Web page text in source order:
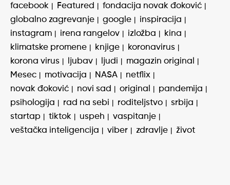
facebook
Featured
fondacija novak đoković
globalno zagrevanje
google
inspiracija
instagram
irena rangelov izložba
kina
klimatske promene
knjige
koronavirus
korona virus
ljubav ljudi
magazin original
Mesec
motivacija NASA
netflix
novak đoković
novi sad original
pandemija
psihologija
rad na sebi roditeljstvo
srbija
startap
tiktok uspeh
vaspitanje
veštačka inteligencija
viber zdravlje život